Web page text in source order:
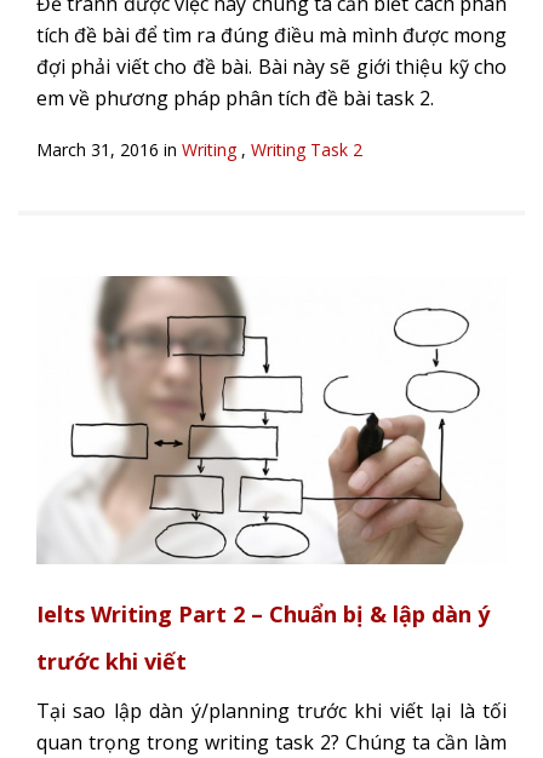
tích đề bài để tìm ra đúng điều mà mình được mong
đợi phải viết cho đề bài. Bài này sẽ giới thiệu kỹ cho
em về phương pháp phân tích đề bài task 2.
March 31, 2016 in Writing, Writing Task 2
Ielts Writing Part 2 – Chuẩn bị & lập dàn ý
trước khi viết
Tại sao lập dàn ý/planning trước khi viết lại là tối
quan trọng trong writing task 2? Chúng ta cần làm